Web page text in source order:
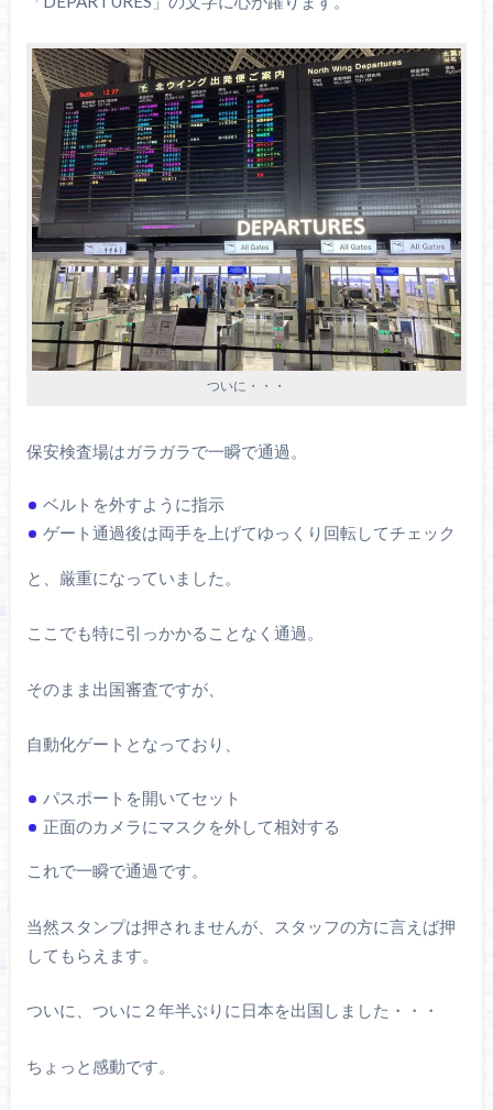
ついに・・・
保安検査場はガラガラで一瞬で通過。
ベルトを外すように指示
ゲート通過後は両手を上げてゆっくり回転してチェック
と、厳重になっていました。
ここでも特に引っかかることなく通過。
そのまま出国審査ですが、
自動化ゲートとなっており、
パスポートを開いてセット
正面のカメラにマスクを外して相対する
これで一瞬で通過です。
当然スタンプは押されませんが、スタッフの方に言えば押
してもらえます。
ついに、ついに２年半ぶりに日本を出国しました・・・
ちょっと感動です。